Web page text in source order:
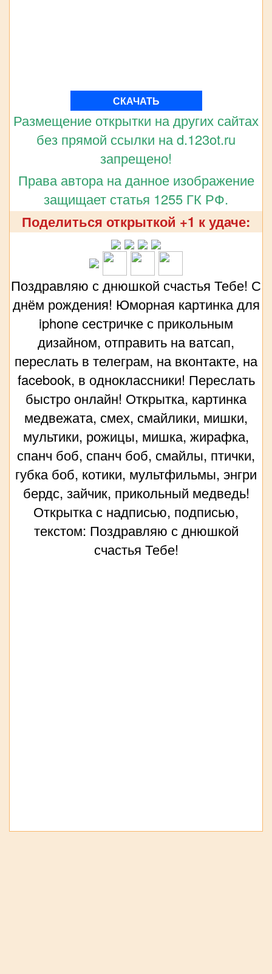
СКАЧАТЬ
Размещение открытки на других сайтах
без прямой ссылки на d.123ot.ru
запрещено!
Права автора на данное изображение
защищает статья 1255 ГК РФ.
Поделиться открыткой +1 к удаче:
Поздравляю с днюшкой счастья Тебе! С
днём рождения! Юморная картинка для
iphone сестричке с прикольным
дизайном, отправить на ватсап,
переслать в телеграм, на вконтакте, на
facebook, в одноклассники! Переслать
быстро онлайн! Открытка, картинка
медвежата, смех, смайлики, мишки,
мультики, рожицы, мишка, жирафка,
спанч боб, спанч боб, смайлы, птички,
губка боб, котики, мультфильмы, энгри
бердс, зайчик, прикольный медведь!
Открытка с надписью, подписью,
текстом: Поздравляю с днюшкой
счастья Тебе!